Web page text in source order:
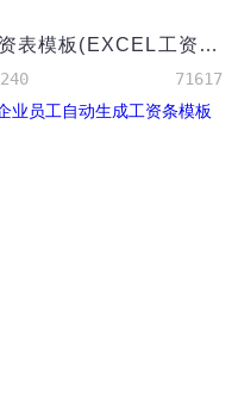
工资表模板(EXCEL工资表带公式)
240 71617